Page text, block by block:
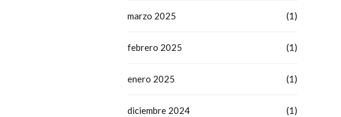
marzo 2025 (1)
febrero 2025 (1)
enero 2025 (1)
diciembre 2024 (1)